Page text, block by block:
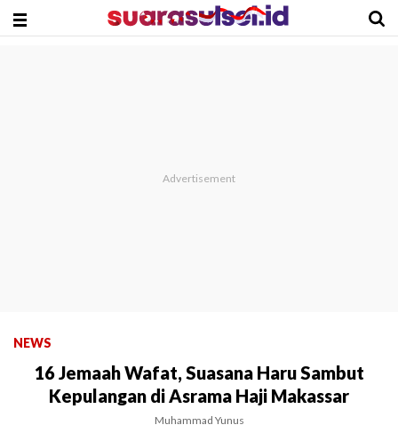
NEWS
16 Jemaah Wafat, Suasana Haru Sambut
Kepulangan di Asrama Haji Makassar
Muhammad Yunus